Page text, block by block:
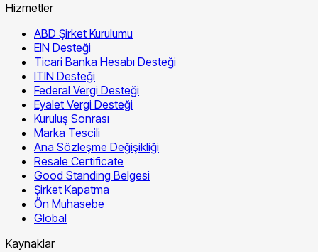
Hizmetler
ABD Şirket Kurulumu
EIN Desteği
Ticari Banka Hesabı Desteği
ITIN Desteği
Federal Vergi Desteği
Eyalet Vergi Desteği
Kuruluş Sonrası
Marka Tescili
Ana Sözleşme Değişikliği
Resale Certificate
Good Standing Belgesi
Şirket Kapatma
Ön Muhasebe
Global
Kaynaklar